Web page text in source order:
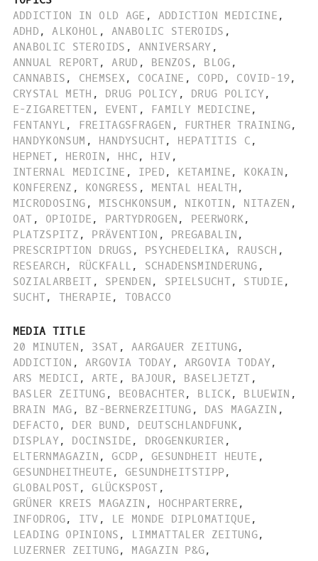
ADDICTION IN OLD AGE , ADDICTION MEDICINE ,
ADHD , ALKOHOL , ANABOLIC STEROIDS ,
ANABOLIC STEROIDS , ANNIVERSARY ,
ANNUAL REPORT, ARUD , BENZOS , BLOG ,
CANNABIS , CHEMSEX , COCAINE , COPD , COVID-19,
CRYSTAL METH , DRUG POLICY , DRUG POLICY,
E-ZIGARETTEN , EVENT , FAMILY MEDICINE ,
FENTANYL , FREITAGSFRAGEN , FURTHER TRAINING,
HANDYKONSUM , HANDYSUCHT, HEPATITIS C ,
HEPNET , HEROIN , HHC , HIV ,
INTERNAL MEDICINE , IPED , KETAMINE , KOKAIN ,
KONFERENZ , KONGRESS , MENTAL HEALTH ,
MICRODOSING , MISCHKONSUM , NIKOTIN , NITAZEN ,
OAT , OPIOIDE , PARTYDROGEN , PEERWORK,
PLATZSPITZ , PRÄVENTION , PREGABALIN ,
PRESCRIPTION DRUGS , PSYCHEDELIKA, RAUSCH ,
RESEARCH , RÜCKFALL , SCHADENSMINDERUNG ,
SOZIALARBEIT , SPENDEN , SPIELSUCHT, STUDIE ,
SUCHT, THERAPIE , TOBACCO
MEDIA TITLE
20 MINUTEN , 3SAT , AARGAUER ZEITUNG,
ADDICTION , ARGOVIA TODAY , ARGOVIA TODAY,
ARS MEDICI , ARTE , BAJOUR, BASELJETZT ,
BASLER ZEITUNG , BEOBACHTER, BLICK, BLUEWIN ,
BRAIN MAG , BZ-BERNERZEITUNG , DAS MAGAZIN ,
DEFACTO , DER BUND , DEUTSCHLANDFUNK,
DISPLAY, DOCINSIDE , DROGENKURIER ,
ELTERNMAGAZIN , GCDP , GESUNDHEIT HEUTE ,
GESUNDHEITHEUTE , GESUNDHEITSTIPP,
GLOBALPOST, GLÜCKSPOST ,
GRÜNER KREIS MAGAZIN , HOCHPARTERRE ,
INFODROG, ITV , LE MONDE DIPLOMATIQUE ,
LEADING OPINIONS , LIMMATTALER ZEITUNG,
LUZERNER ZEITUNG, MAGAZIN P&G,